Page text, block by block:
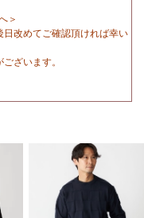
＞
改めてご確認頂ければ幸い
ざいます。